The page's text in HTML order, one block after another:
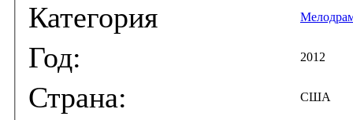
Категория
Год: 2012
Страна: США